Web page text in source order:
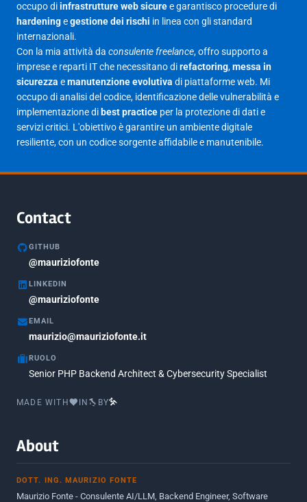
Aprile 2025
Marzo 2025
Febbraio 2025 17
Gennaio 2025
Giugno 2023
Maggio 2023
Agosto 2020
Marzo 2018
Febbraio 2018
Marzo 2017
Luglio 2016
Febbraio 2016
Giugno 2012
occupo diinfrastrutture web sicuree garantisco procedure di
hardeningegestione dei rischi in linea con gli standard
internazionali.
Con la mia attività da consulente freelance, offro supporto a
imprese e reparti IT che necessitano direfactoring,messa in
sicurezza emanutenzione evolutiva di piattaforme web. Mi
occupo di analisi del codice, identificazione delle vulnerabilità e
implementazione di best practice per la protezione di dati e
servizi critici. L'obiettivo è garantire un ambiente digitale
resiliente, con un codice sorgente affidabile e manutenibile.
Contact
GITHUB
@mauriziofonte
LINKEDIN
@mauriziofonte
EMAIL
maurizio@mauriziofonte.it
RUOLO
Senior PHP Backend Architect & Cybersecurity Specialist
MADE WITH IN BY
About
DOTT. ING. MAURIZIO FONTE
Maurizio Fonte - Consulente AI/LLM, Backend Engineer, Software